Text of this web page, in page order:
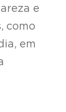
e
como
em